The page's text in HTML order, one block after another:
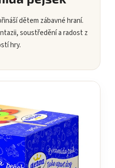
dětem zábavné hraní.
soustředění a radost z
hry.